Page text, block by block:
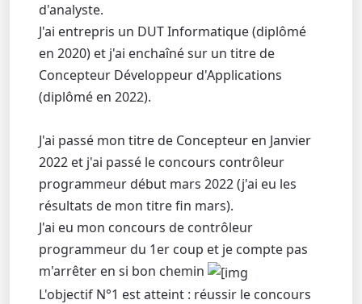
d'analyste.
J'ai entrepris un DUT Informatique (diplômé
en 2020) et j'ai enchaîné sur un titre de
Concepteur Développeur d'Applications
(diplômé en 2022).
J'ai passé mon titre de Concepteur en Janvier
2022 et j'ai passé le concours contrôleur
programmeur début mars 2022 (j'ai eu les
résultats de mon titre fin mars).
J'ai eu mon concours de contrôleur
programmeur du 1er coup et je compte pas
m'arrêter en si bon chemin
L'objectif N°1 est atteint : réussir le concours